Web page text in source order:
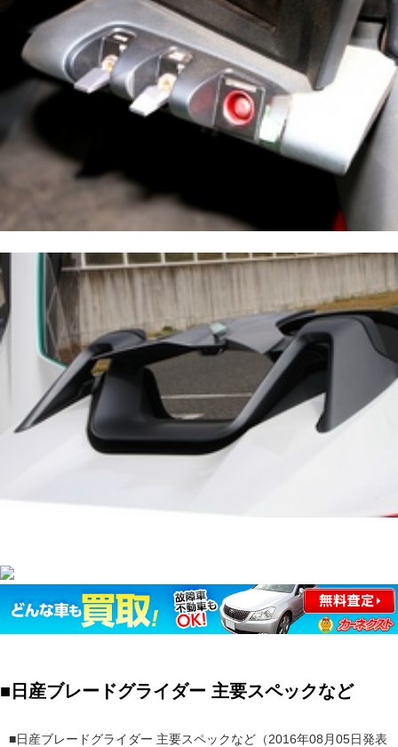
■日産ブレードグライダー 主要スペックなど
■日産ブレードグライダー 主要スペックなど（2016年08月05日発表